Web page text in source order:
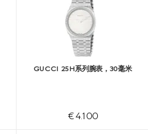
GUCCI 25H系列腕表，30毫米
€ 4.100